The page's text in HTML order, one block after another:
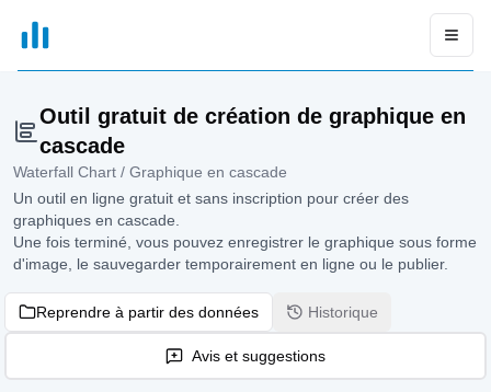
xGrapher
Outil gratuit de création de graphique en
cascade
Waterfall Chart / Graphique en cascade
Un outil en ligne gratuit et sans inscription pour créer des
graphiques en cascade.
Une fois terminé, vous pouvez enregistrer le graphique sous forme
d'image, le sauvegarder temporairement en ligne ou le publier.
Reprendre à partir des données Historique
Avis et suggestions